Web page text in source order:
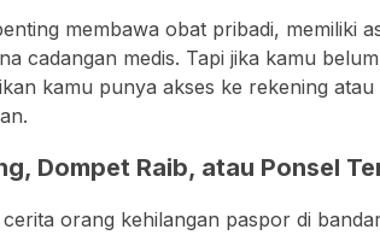
membawa obat pribadi, memiliki
cadangan medis. Tapi jika kamu
kamu punya akses ke rekening
Dompet Raib, atau Ponsel
orang kehilangan paspor di